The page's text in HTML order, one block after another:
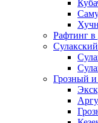
Рафтинг в
Грозный